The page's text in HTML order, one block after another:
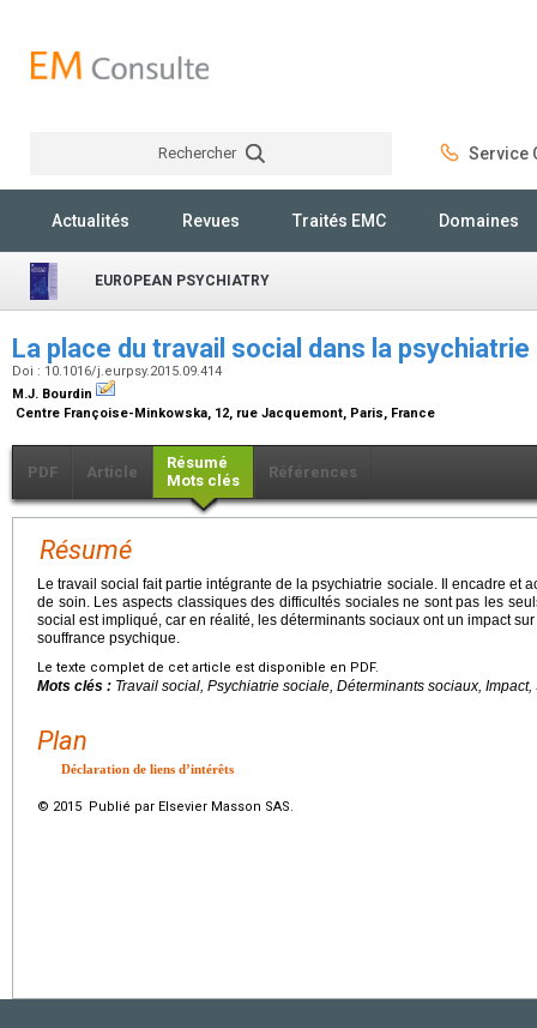
Rechercher Service
Actualités Revues Traités EMC Domaines
EUROPEAN PSYCHIATRY
La place du travail social dans la
Doi : 10.1016/j.eurpsy.2015.09.414
M.J. Bourdin
Centre Françoise-Minkowska, 12, rue Jacquemont, Paris, France
PDF Article
Résumé
Mots clés
Références
Résumé
Le travail social fait partie intégrante de la psychiatrie sociale. Il encadre et
de soin. Les aspects classiques des difficultés sociales ne sont pas les
social est impliqué, car en réalité, les déterminants sociaux ont un impact
souffrance psychique.
Le texte complet de cet article est disponible en PDF.
Mots clés : Travail social, Psychiatrie sociale, Déterminants sociaux,
Plan
Déclaration de liens d’intérêts
© 2015 Publié par Elsevier Masson SAS.